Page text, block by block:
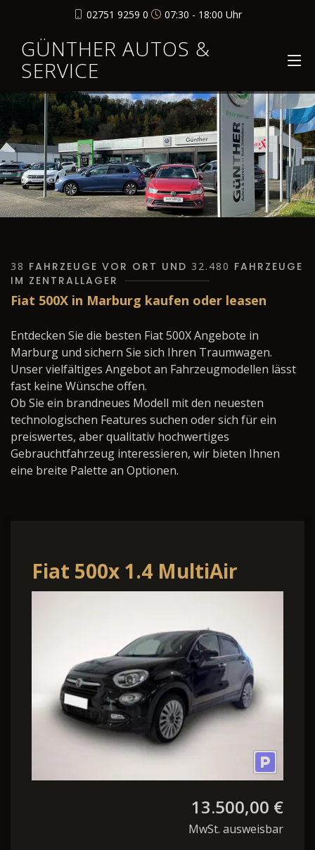
02751 9259 0 07:30 - 18:00 Uhr
GÜNTHER AUTOS &
SERVICE
38 FAHRZEUGE VOR ORT UND 32.480 FAHRZEUGE
IM ZENTRALLAGER
Fiat 500X in Marburg kaufen oder leasen
Entdecken Sie die besten Fiat 500X Angebote in
Marburg und sichern Sie sich Ihren Traumwagen.
Unser vielfältiges Angebot an Fahrzeugmodellen lässt
fast keine Wünsche offen.
Ob Sie ein brandneues Modell mit den neuesten
technologischen Features suchen oder sich für ein
preiswertes, aber qualitativ hochwertiges
Gebrauchtfahrzeug interessieren, wir bieten Ihnen
eine breite Palette an Optionen.
Fiat 500x 1.4 MultiAir
Lounge 4x2 103kW
(140PS) Si...
13.500,00 €
MwSt. ausweisbar